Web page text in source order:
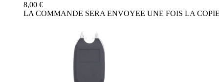
8,00 €
LA COMMANDE SERA ENVOYEE UNE FOIS LA